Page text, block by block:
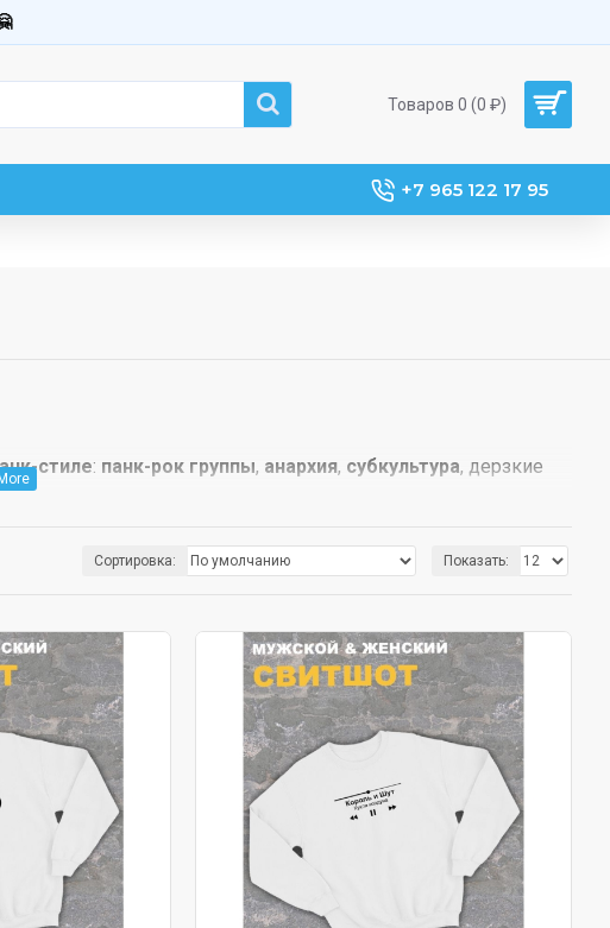
Товаров 0 (0 ₽)
+7 965 122 17 95
стиле: панк-рок группы, анархия, субкультура, дерзкие
Сортировка: Показать: